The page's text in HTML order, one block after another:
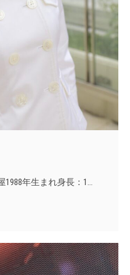
1988年生まれ身長：1…